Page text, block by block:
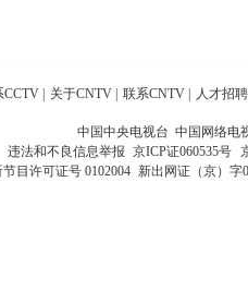
CCTV 关于CNTV 联系CNTV 人才招聘
中国中央电视台 中国网络电
违法和不良信息举报 京ICP证060535号
目许可证号 0102004 新出网证（京）